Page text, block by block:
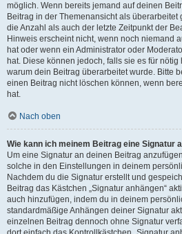
möglich. Wenn bereits jemand auf deinen
Beitrag in der Themenansicht als überarbeitet
die Anzahl als auch der letzte Zeitpunkt der
Hinweis erscheint nicht, wenn noch niemand
hat oder wenn ein Administrator oder
hat. Diese können jedoch, falls sie es für
warum dein Beitrag überarbeitet wurde. Bitte
einen Beitrag nicht löschen können, wenn
hat.
Nach oben
Wie kann ich meinem Beitrag eine Signatur
Um eine Signatur an deinen Beitrag
solche in den Einstellungen in deinem
Nachdem du die Signatur erstellt und
Beitrag das Kästchen „Signatur anhängen“
auch hinzufügen, indem du in deinem
standardmäßige Anhängen deiner Signatur
einzelnen Beitrag dennoch ohne Signatur